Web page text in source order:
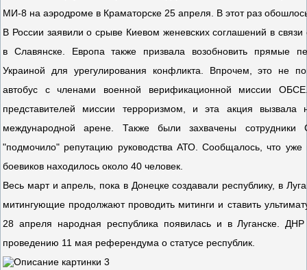
МИ-8 на аэродроме в Краматорске 25 апреля. В этот раз
В России заявили о срыве Киевом женевских соглашений в
в Славянске. Европа также призвала возобновить прямые
Украиной для урегулирования конфликта. Впрочем, это не
автобус с членами военной верификационной миссии
представителей миссии терроризмом, и эта акция
международной арене. Также были захвачены
"подмочило" репутацию руководства АТО. Сообщалось, что
боевиков находилось около 40 человек.
Весь март и апрель, пока в Донецке создавали республику, в
митингующие продолжают проводить митинги и ставить
28 апреля народная республика появилась и в Луганске.
проведению 11 мая референдума о статусе республик.